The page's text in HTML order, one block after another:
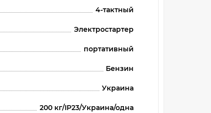
4-тактный
Электростартер
портативный
Бензин
Украина
200 кг/IP23/Украина/одна